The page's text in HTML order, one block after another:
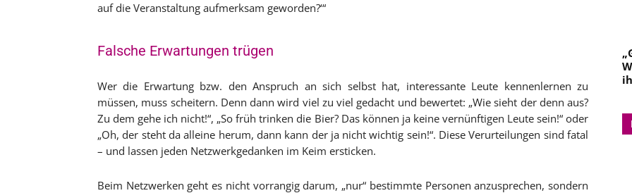
auf die Veranstaltung aufmerksam geworden?‘“
Falsche Erwartungen trügen
Wer die Erwartung bzw. den Anspruch an sich selbst hat, interessante Leute kennenlernen zu
müssen, muss scheitern. Denn dann wird viel zu viel gedacht und bewertet: „Wie sieht der denn aus?
Zu dem gehe ich nicht!“, „So früh trinken die Bier? Das können ja keine vernünftigen Leute sein!“ oder
„Oh, der steht da alleine herum, dann kann der ja nicht wichtig sein!“. Diese Verurteilungen sind fatal
– und lassen jeden Netzwerkgedanken im Keim ersticken.
Beim Netzwerken geht es nicht vorrangig darum, „nur“ bestimmte Personen anzusprechen, sondern
„